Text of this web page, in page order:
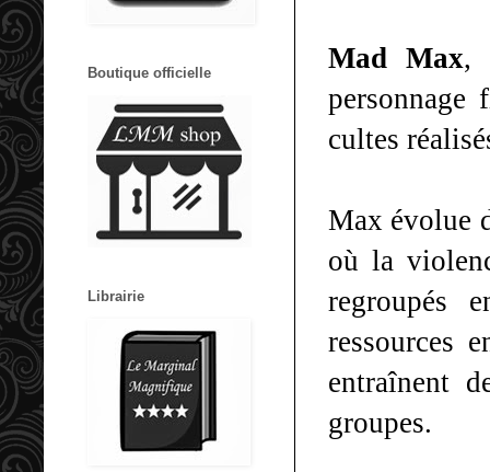
Mad Max,
cultes
Max évolue
où la
regroupés
ressources
entraînent
groupes.
Boutique officielle
Librairie